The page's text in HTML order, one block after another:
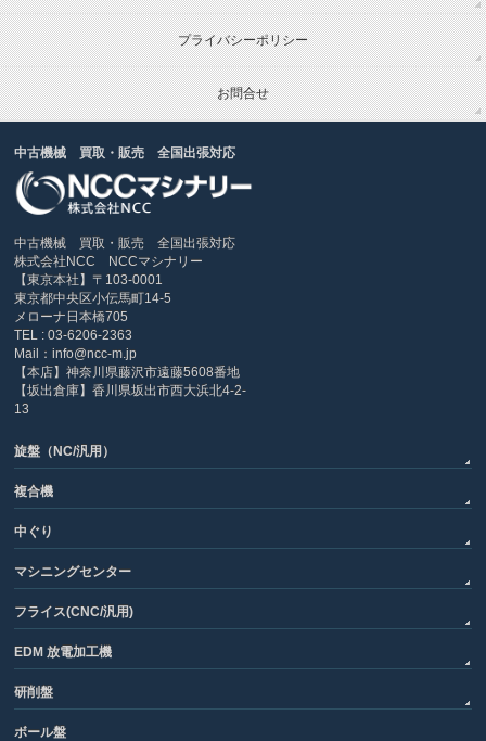
プライバシーポリシー
お問合せ
中古機械 買取・販売 全国出張対応
中古機械 買取・販売 全国出張対応
株式会社NCC NCCマシナリー
【東京本社】〒103-0001
東京都中央区小伝馬町14-5
メローナ日本橋705
TEL : 03-6206-2363
Mail：info@ncc-m.jp
【本店】神奈川県藤沢市遠藤5608番地
【坂出倉庫】香川県坂出市西大浜北4-2-
13
旋盤（NC/汎用）
複合機
中ぐり
マシニングセンター
フライス(CNC/汎用)
EDM 放電加工機
研削盤
ボール盤